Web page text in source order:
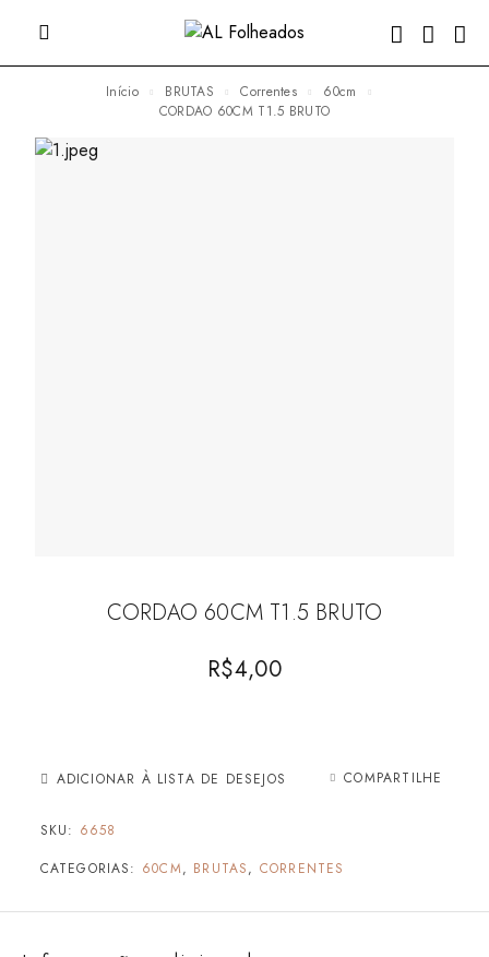
Início BRUTAS Correntes
60cm
CORDAO 60CM T1.5 BRUTO
CORDAO 60CM T1.5 BRUTO
R$4,00
ADICIONAR À LISTA DE DESEJOS COMPARTILHE
SKU: 6658
CATEGORIAS: 60CM, BRUTAS, CORRENTES